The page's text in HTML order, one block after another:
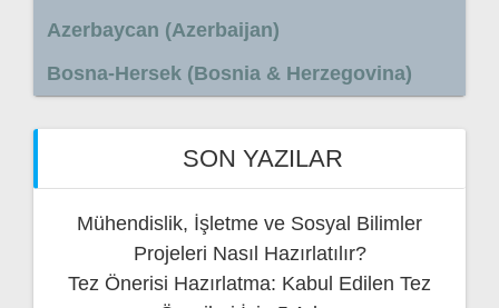
Azerbaycan (Azerbaijan)
Bosna-Hersek (Bosnia & Herzegovina)
SON YAZILAR
Mühendislik, İşletme ve Sosyal Bilimler
Projeleri Nasıl Hazırlatılır?
Tez Önerisi Hazırlatma: Kabul Edilen Tez